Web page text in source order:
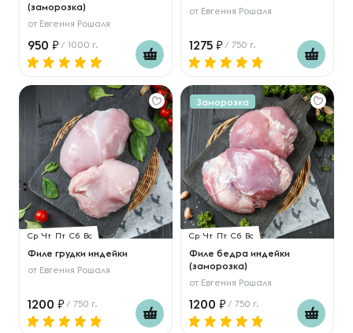
(заморозка)
от Евгения Рошаля
950 / 1000 г.
от Евгения Рошаля
1275 / 750 г.
Ср Чт Пт Сб Вс
Филе грудки индейки
от Евгения Рошаля
1200 / 750 г.
Заморозка
Ср Чт Пт Сб Вс
Филе бедра индейки
(заморозка)
от Евгения Рошаля
1200 / 750 г.